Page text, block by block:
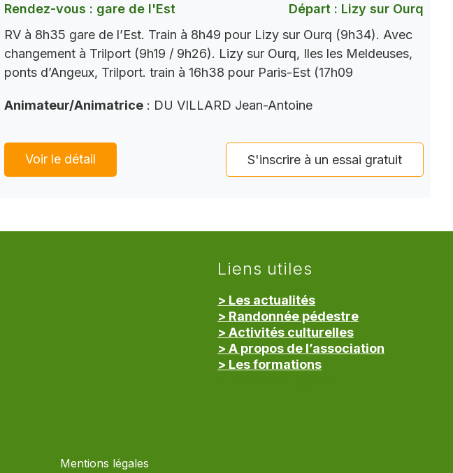
Rendez-vous : gare de l'Est
Départ : Lizy sur Ourq
RV à 8h35 gare de l’Est. Train à 8h49 pour Lizy sur Ourq (9h34). Avec
changement à Trilport (9h19 / 9h26). Lizy sur Ourq, Iles les Meldeuses,
ponts d’Angeux, Trilport. train à 16h38 pour Paris-Est (17h09
Animateur/Animatrice : DU VILLARD Jean-Antoine
Voir le détail S'inscrire à un essai gratuit
Liens utiles
> Les actualités
> Randonnée pédestre
> Activités culturelles
> A propos de l’association
> Les formations
Mentions légales